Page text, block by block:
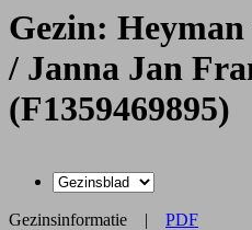
Gezin:
/ Janna Jan
(F1359469895)
Gezinsinformatie | PDF